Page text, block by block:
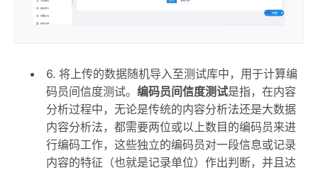
6. 将上传的数据随机导入至测试库中，用于计算编
码员间信度测试。 编码员间信度测试是指，在内容
分析过程中，无论是传统的内容分析法还是大数据
内容分析法，都需要两位或以上数目的编码员来进
行编码工作，这些独立的编码员对一段信息或记录
内容的特征（也就是记录单位）作出判断，并且达